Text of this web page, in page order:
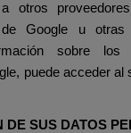
otros
Google u otras
sobre los
puede acceder al
DE SUS DATOS